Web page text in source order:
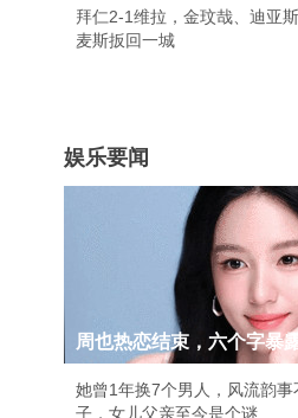
拜仁2-1维拉，金玟哉、迪亚
麦斯扳回一城
娱乐要闻
周也热恋结束，六个字暴
她曾1年换7个男人，风流韵事
子，女儿父亲至今是个谜